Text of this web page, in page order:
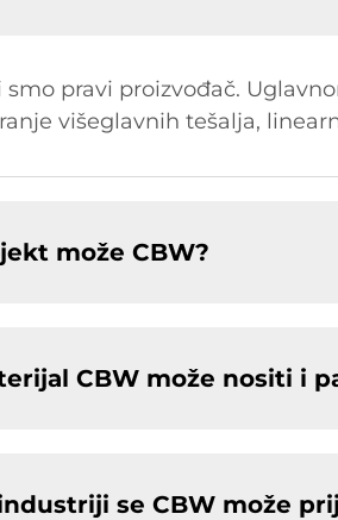
smo pravi proizvođač.
višeglavnih tešalja,
može CBW?
CBW može nositi i
se CBW može